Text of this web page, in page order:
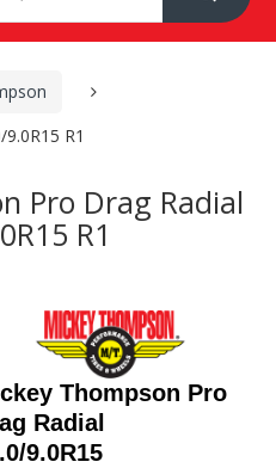
9.0R15 R1
Pro Drag Radial
R1
Thompson Pro
Radial
9.0R15